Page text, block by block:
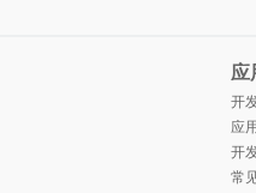
应
开
应
开
常